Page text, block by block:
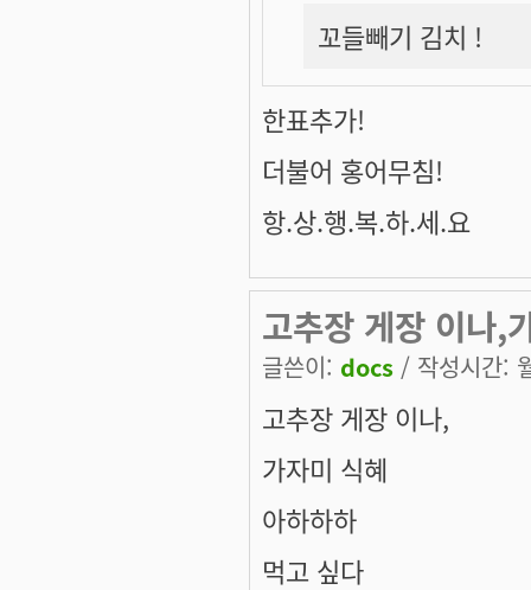
꼬들빼기 김치 !
한표추가!
더불어 홍어무침!
항.상.행.복.하.세.요
고추장 게장 이나,
글쓴이: docs / 작성시간:
고추장 게장 이나,
가자미 식혜
아하하하
먹고 싶다